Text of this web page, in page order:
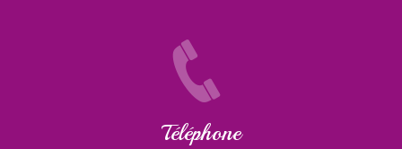
Téléphone